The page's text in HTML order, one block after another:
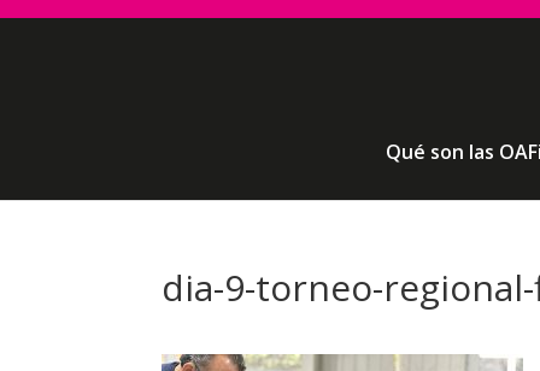
Qué son las
dia-9-torneo-